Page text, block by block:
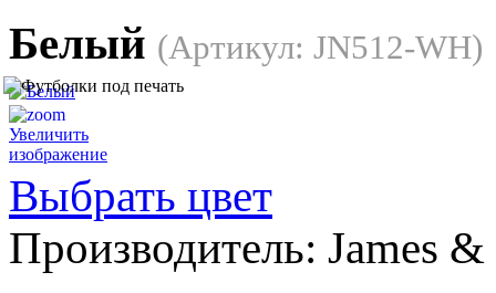
Белый (Артикул: JN512-WH)
Увеличить
изображение
Выбрать цвет
Производитель: James